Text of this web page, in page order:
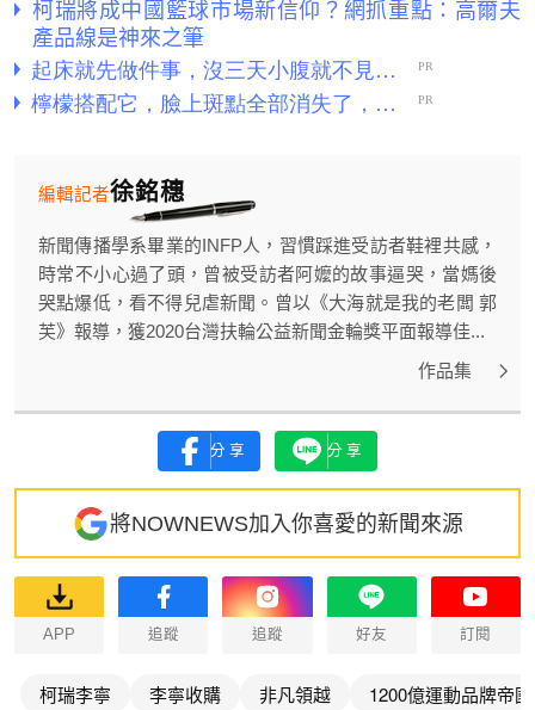
柯瑞將成中國籃球市場新信仰？網抓重點：高爾夫
產品線是神來之筆
徐銘穗
編輯記者
新聞傳播學系畢業的INFP人，習慣踩進受訪者鞋裡共感，
時常不小心過了頭，曾被受訪者阿嬤的故事逼哭，當媽後
哭點爆低，看不得兒虐新聞。曾以《大海就是我的老闆 郭
芙》報導，獲2020台灣扶輪公益新聞金輪獎平面報導佳...
作品集
分享 分享
將NOWNEWS加入你喜愛的新聞來源
APP 追蹤 追蹤 好友 訂閱
柯瑞李寧 李寧收購 非凡領越 1200億運動品牌帝國